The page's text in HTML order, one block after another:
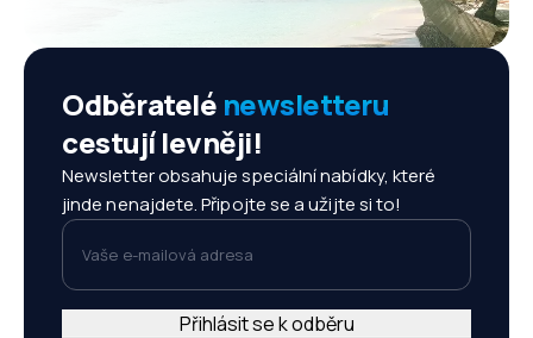
Odběratelé newsletteru
cestují levněji!
Newsletter obsahuje speciální nabídky, které
jinde nenajdete. Připojte se a užijte si to!
Vaše e-mailová adresa
Přihlásit se k odběru